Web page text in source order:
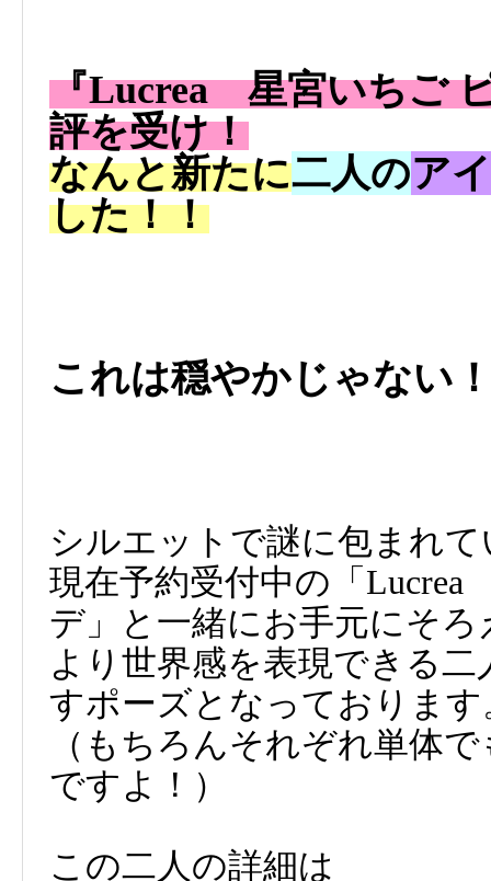
『Lucrea 星宮いちご
評を受け！
なんと新たに二人のア
した！！
これは穏やかじゃない
シルエットで謎に包まれ
現在予約受付中の「
デ」と一緒にお手元にそ
より世界感を表現できる
すポーズとなっております
（もちろんそれぞれ単体
ですよ！）
この二人の詳細は